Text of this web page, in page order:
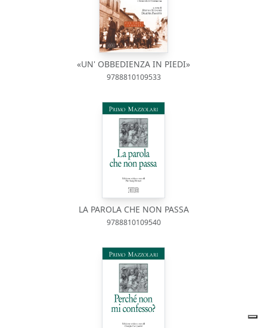
«UN' OBBEDIENZA IN PIEDI»
9788810109533
LA PAROLA CHE NON PASSA
9788810109540